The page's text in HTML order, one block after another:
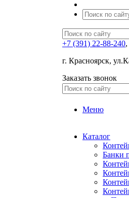
+7 (391) 22-88-240,
г. Красноярск,
Заказать звонок
Меню
Каталог
Банки